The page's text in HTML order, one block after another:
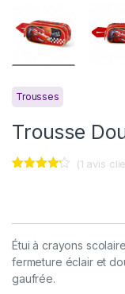
Trousses
Trousse
notation
(1 avis
Étui à crayons
fermeture éclair et
gaufrée.